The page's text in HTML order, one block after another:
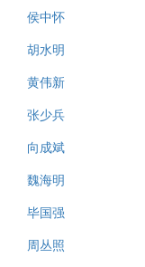
侯中怀
胡水明
黄伟新
张少兵
向成斌
魏海明
毕国强
周丛照